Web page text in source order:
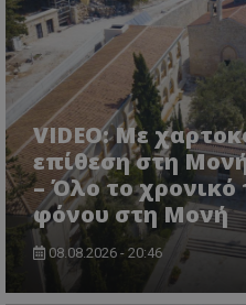
VIDEO: Με
επίθεση στη
– Όλο το χρονικό
φόνου στη Μονή
08.08.2026 - 20:46